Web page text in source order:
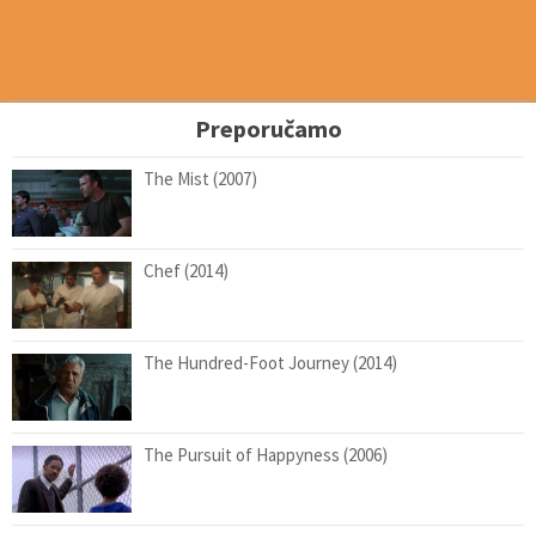
Preporučamo
The Mist (2007)
Chef (2014)
The Hundred-Foot Journey (2014)
The Pursuit of Happyness (2006)